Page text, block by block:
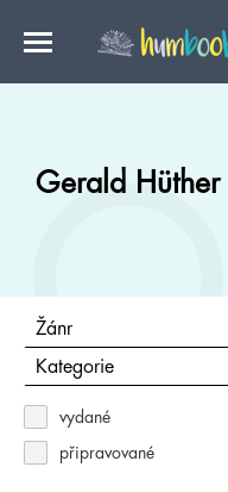
Gerald Hüther
Žánr
Kategorie
vydané
připravované